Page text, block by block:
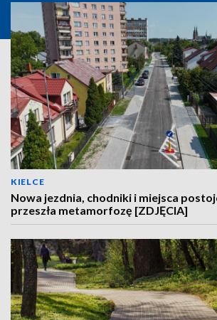
KIELCE
Nowa jezdnia, chodniki i miejsca
przeszła metamorfozę [ZDJĘCIA]